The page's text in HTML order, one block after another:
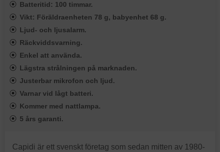
Batteritid: 100 timmar.
Vikt: Föräldraenheten 78 g, babyenhet 68 g.
Ljud- och ljusalarm.
Räckviddsvarning.
Enkel att använda.
Lägstra strålningen på marknaden.
Justerbar mikrofon och ljud.
Varnar vid lågt batteri.
Kommer med nattlampa.
5 års garanti.
Capidi är ett svenskt företag som sedan mitten av 1980-